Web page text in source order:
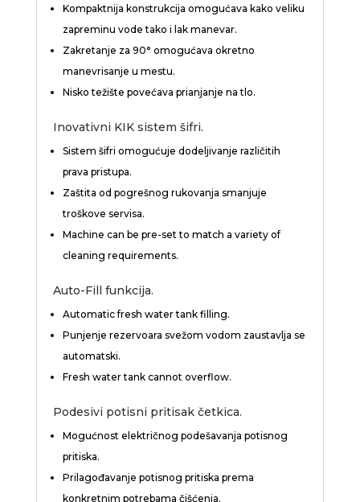
Kompaktnija konstrukcija omogućava kako veliku
zapreminu vode tako i lak manevar.
Zakretanje za 90° omogućava okretno
manevrisanje u mestu.
Nisko težište povećava prianjanje na tlo.
Inovativni KIK sistem šifri.
Sistem šifri omogućuje dodeljivanje različitih
prava pristupa.
Zaštita od pogrešnog rukovanja smanjuje
troškove servisa.
Machine can be pre-set to match a variety of
cleaning requirements.
Auto-Fill funkcija.
Automatic fresh water tank filling.
Punjenje rezervoara svežom vodom zaustavlja se
automatski.
Fresh water tank cannot overflow.
Podesivi potisni pritisak četkica.
Mogućnost električnog podešavanja potisnog
pritiska.
Prilagođavanje potisnog pritiska prema
konkretnim potrebama čišćenja.